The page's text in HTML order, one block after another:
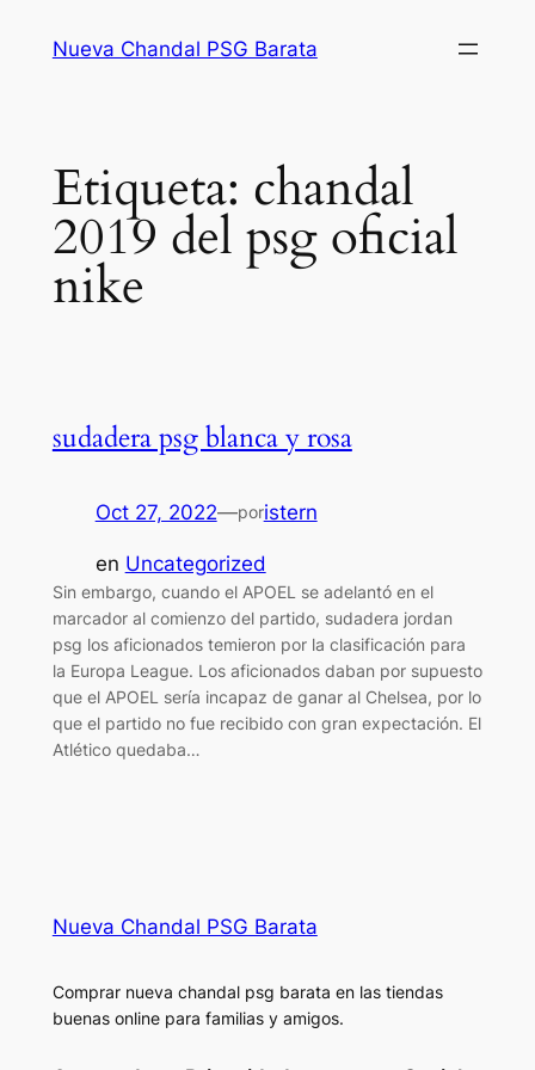
Nueva Chandal PSG Barata
Etiqueta: chandal
2019 del psg oficial
nike
sudadera psg blanca y rosa
Oct 27, 2022—poristern
en Uncategorized
Sin embargo, cuando el APOEL se adelantó en el
marcador al comienzo del partido, sudadera jordan
psg los aficionados temieron por la clasificación para
la Europa League. Los aficionados daban por supuesto
que el APOEL sería incapaz de ganar al Chelsea, por lo
que el partido no fue recibido con gran expectación. El
Atlético quedaba…
Nueva Chandal PSG Barata
Comprar nueva chandal psg barata en las tiendas
buenas online para familias y amigos.